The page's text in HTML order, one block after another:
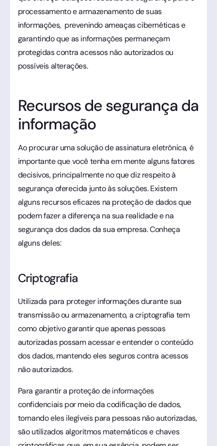
processamento e armazenamento de suas
informações, prevenindo ameaças cibernéticas e
garantindo que as informações permaneçam
protegidas contra acessos não autorizados ou
possíveis alterações.
Recursos de segurança da
informação
Ao procurar uma solução de assinatura eletrônica, é
importante que você tenha em mente alguns fatores
decisivos, principalmente no que diz respeito à
segurança oferecida junto às soluções. Existem
alguns recursos eficazes na proteção de dados que
podem fazer a diferença na sua realidade e na
segurança dos dados da sua empresa. Conheça
alguns deles:
Criptografia
Utilizada para proteger informações durante sua
transmissão ou armazenamento, a criptografia tem
como objetivo garantir que apenas pessoas
autorizadas possam acessar e entender o conteúdo
dos dados, mantendo eles seguros contra acessos
não autorizados.
Para garantir a proteção de informações
confidenciais por meio da codificação de dados,
tornando eles ilegíveis para pessoas não autorizadas,
são utilizados algoritmos matemáticos e chaves